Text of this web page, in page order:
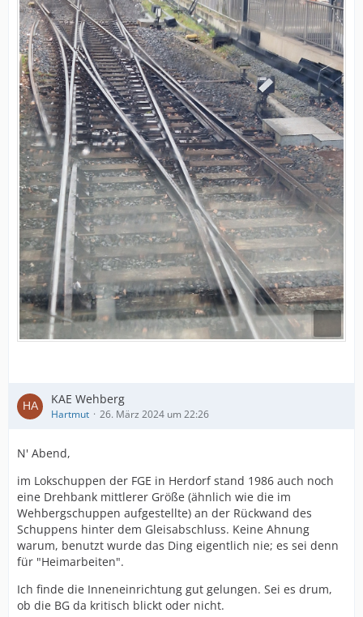
KAE Wehberg
Hartmut 26. März 2024 um 22:26
N' Abend,
im Lokschuppen der FGE in Herdorf stand 1986 auch noch
eine Drehbank mittlerer Größe (ähnlich wie die im
Wehbergschuppen aufgestellte) an der Rückwand des
Schuppens hinter dem Gleisabschluss. Keine Ahnung
warum, benutzt wurde das Ding eigentlich nie; es sei denn
für "Heimarbeiten".
Ich finde die Inneneinrichtung gut gelungen. Sei es drum,
ob die BG da kritisch blickt oder nicht.